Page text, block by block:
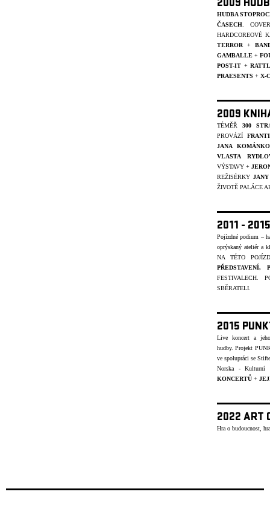
2009
HUDBA
ČASECH .
HARDCOREOVÉ
TERROR +
GAMBALLE +
POST-IT +
PRAESENTS + X-
2009
TÉMĚŘ 300
PROVÁZÍ
JANA
VLASTA
VÝSTAVY +
REŽISÉRKY
ŽIVOTĚ PALÁCE
2011 -
Pojízdné podium –
oprýskaný ateliér a
NA TÉTO
PŘEDSTAVENÍ,
FESTIVALECH.
SBĚRATELI.
2015
Live koncert a
hudby.Projekt
ve spolupráci se
Norska - Kulturní
KONCERTŮ +
2022 ART
Hra o budoucnost,